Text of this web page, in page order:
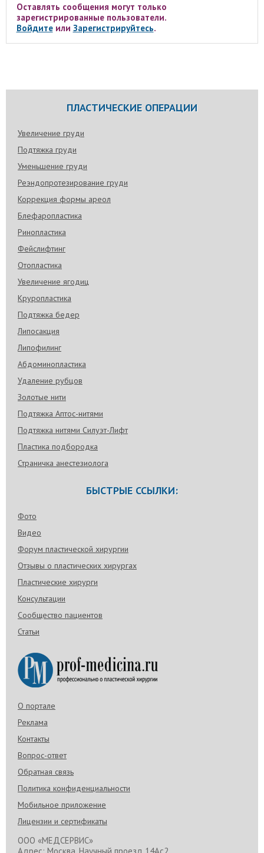
Оставлять сообщения могут только
зарегистрированные пользователи.
Войдитеили Зарегистрируйтесь.
ПЛАСТИЧЕСКИЕ ОПЕРАЦИИ
Увеличение груди
Подтяжка груди
Уменьшение груди
Реэндопротезирование груди
Коррекция формы ареол
Блефаропластика
Ринопластика
Фейслифтинг
Отопластика
Увеличение ягодиц
Круропластика
Подтяжка бедер
Липосакция
Липофилинг
Абдоминопластика
Удаление рубцов
Золотые нити
Подтяжка Аптос-нитями
Подтяжка нитями Силуэт-Лифт
Пластика подбородка
Страничка анестезиолога
БЫСТРЫЕ ССЫЛКИ:
Фото
Видео
Форум пластической хирургии
Отзывы о пластических хирургах
Пластические хирурги
Консультации
Сообщество пациентов
Статьи
О портале
Реклама
Контакты
Вопрос-ответ
Обратная связь
Политика конфиденциальности
Мобильное приложение
Лицензии и сертификаты
ООО «МЕДСЕРВИС»